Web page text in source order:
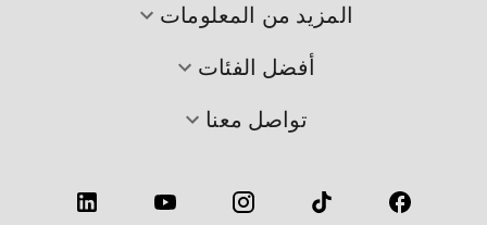
المزيد من المعلومات
أفضل الفئات
تواصل معنا